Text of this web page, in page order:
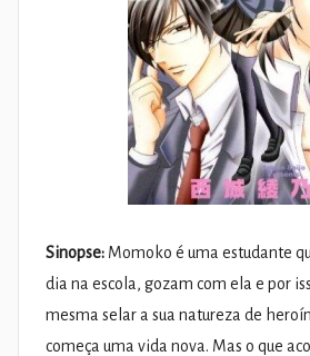
Sinopse: Momoko é uma estudante
dia na escola, gozam com ela e por
mesma selar a sua natureza de
começa uma vida nova. Mas o que